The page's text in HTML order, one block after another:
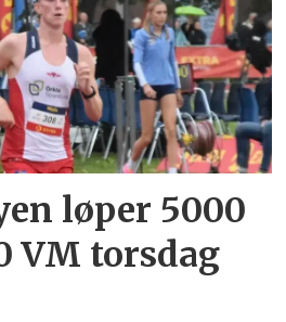
løper 5000
VM torsdag